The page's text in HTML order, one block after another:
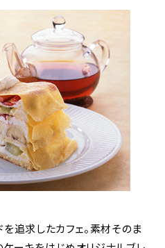
を追求したカフェ。素材そのま